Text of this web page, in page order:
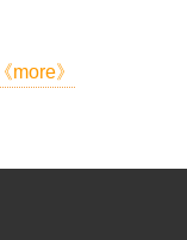
《more》